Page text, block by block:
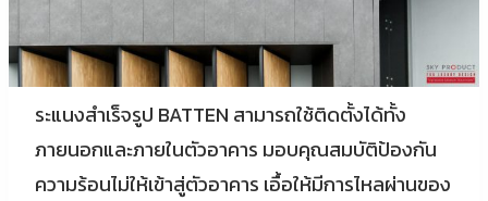
ระแนงสำเร็จรูป BATTEN สามารถใช้ติดตั้งได้ทั้ง
ภายนอกและภายในตัวอาคาร มอบคุณสมบัติป้องกัน
ความร้อนไม่ให้เข้าสู่ตัวอาคาร เอื้อให้มีการไหลผ่านของ